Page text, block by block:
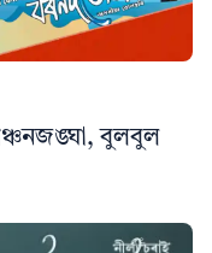
বুলবুল